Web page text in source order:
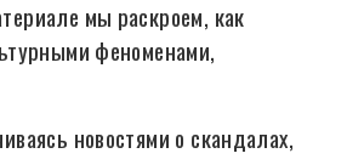
мы раскроем, как
феноменами,
новостями о скандалах,